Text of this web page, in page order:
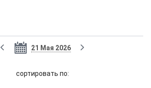
21 Мая 2026
cортировать по: